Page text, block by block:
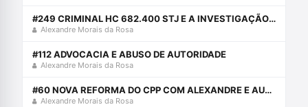
#249 CRIMINAL HC 682.400 STJ E A INVESTIGAÇÃO MADURA
Alexandre Morais da Rosa
#112 ADVOCACIA E ABUSO DE AUTORIDADE
Alexandre Morais da Rosa
#60 NOVA REFORMA DO CPP COM ALEXANDRE E AURY
Alexandre Morais da Rosa